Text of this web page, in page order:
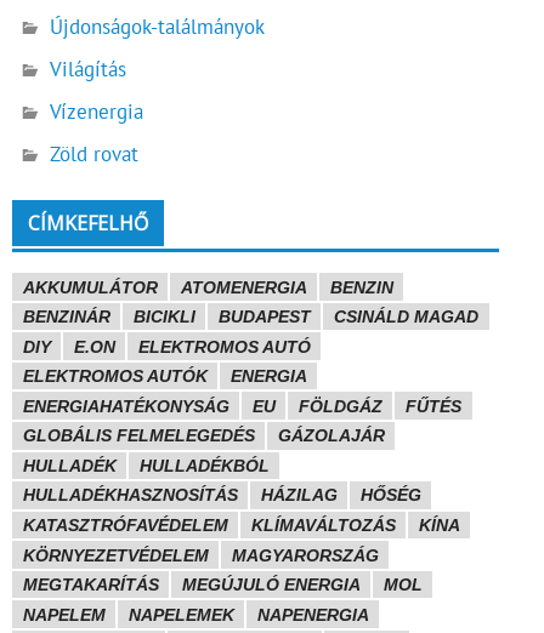
Újdonságok-találmányok
Világítás
Vízenergia
Zöld rovat
CÍMKEFELHŐ
AKKUMULÁTOR ATOMENERGIA
BENZIN
BENZINÁR
BICIKLI BUDAPEST
CSINÁLD MAGAD
DIY
E.ON
ELEKTROMOS AUTÓ
ELEKTROMOS AUTÓK
ENERGIA
ENERGIAHATÉKONYSÁG
EU FÖLDGÁZ
FŰTÉS
GLOBÁLIS FELMELEGEDÉS
GÁZOLAJÁR
HULLADÉK
HULLADÉKBÓL
HULLADÉKHASZNOSÍTÁS
HÁZILAG
HŐSÉG
KATASZTRÓFAVÉDELEM
KLÍMAVÁLTOZÁS
KÍNA
KÖRNYEZETVÉDELEM
MAGYARORSZÁG
MEGTAKARÍTÁS
MEGÚJULÓ ENERGIA
MOL
NAPELEM
NAPELEMEK
NAPENERGIA